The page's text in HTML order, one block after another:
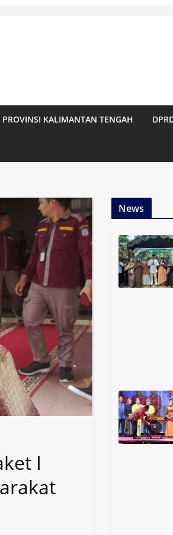
KALIMANTAN TENGAH
I
News